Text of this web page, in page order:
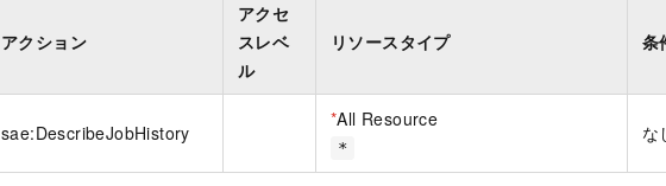
アクション
アクセ
スレベ
ル
リソースタイプ 条
sae:DescribeJobHistory
*All Resource
*
な